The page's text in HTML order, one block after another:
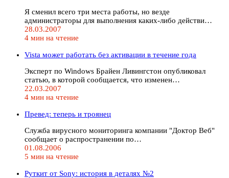
Я сменил всего три места работы, но везде
администраторы для выполнения каких-либо действи…
28.03.2007
4 мин на чтение
Vista может работать без активации в течение года
Эксперт по Windows Брайен Ливингстон опубликовал
статью, в которой сообщается, что изменен…
22.03.2007
4 мин на чтение
Превед: теперь и троянец
Служба вирусного мониторинга компании "Доктор Веб"
сообщает о распространении по…
01.08.2006
5 мин на чтение
Руткит от Sony: история в деталях №2